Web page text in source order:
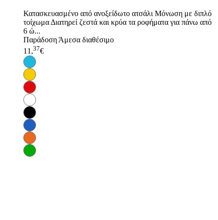
Κατασκευασμένο από ανοξείδωτο ατσάλι Μόνωση με διπλό
τοίχωμα Διατηρεί ζεστά και κρύα τα ροφήματα για πάνω από
6 ώ...
Παράδοση Άμεσα διαθέσιμο
11,37€